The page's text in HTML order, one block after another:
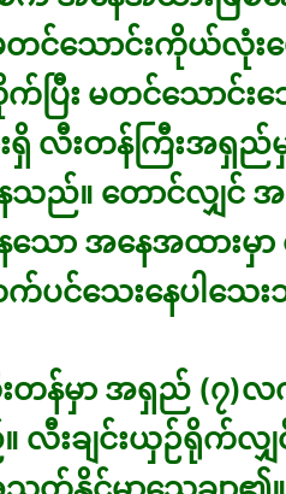
င်သောင်းကိုယ်လုံးပ
ပြီး မတင်သောင်
းရှိ လီးတန်ကြီးအရှည်
နေသည်။ တောင်လ
ေသော အနေအထားမှ
ပင်သေးနေပါသေ
းတန်မှာ အရှည် (
လီးချင်းယှဉ်ရိုက်လျှ